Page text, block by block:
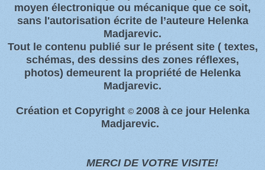
moyen électronique ou mécanique que ce soit,
sans l'autorisation écrite de l’auteure Helenka
Madjarevic.
Tout l e contenu publié sur le présent site( textes,
schémas, des dessins des zones réflexes,
photos) demeurent la propriété de Helenka
Madjarevic.
Création et Copyright © 2008 à ce jour Helenka
Madjarevic.
MERCI DE VOTRE VISITE!